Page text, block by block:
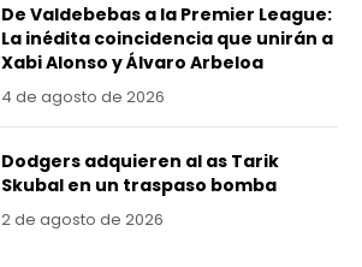
De Valdebebas a la Premier League:
La inédita coincidencia que unirán a
Xabi Alonso y Álvaro Arbeloa
4 de agosto de 2026
Dodgers adquieren al as Tarik
Skubal en un traspaso bomba
2 de agosto de 2026